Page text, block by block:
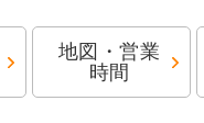
地図・営業
時間